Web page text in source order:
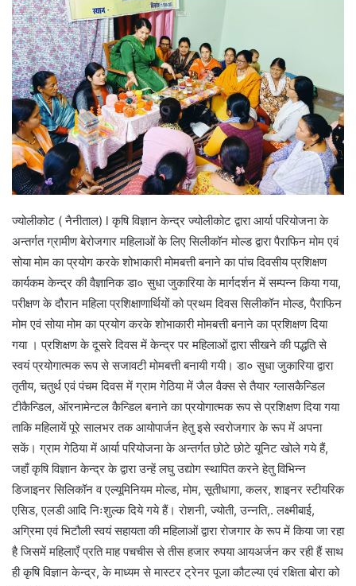
ज्योलीकोट ( नैनीताल) l कृषि विज्ञान केन्द्र ज्योलीकोट द्वारा आर्या परियोजना के
अन्तर्गत ग्रामीण बेरोजगार महिलाओं के लिए सिलीकॉन मोल्ड द्वारा पैराफिन मोम एवं
सोया मोम का प्रयोग करके शोभाकारी मोमबत्ती बनाने का पांच दिवसीय प्रशिक्षण
कार्यकम केन्द्र की वैज्ञानिक डा० सुधा जुकारिया के मार्गदर्शन में सम्पन्न किया गया,
परीक्षण के दौरान महिला प्रशिक्षाणार्थियों को प्रथम दिवस सिलीकॉन मोल्ड, पैराफिन
मोम एवं सोया मोम का प्रयोग करके शोभाकारी मोमबत्ती बनाने का प्रशिक्षण दिया
गया । प्रशिक्षण के दूसरे दिवस में केन्द्र पर महिलाओं द्वारा सीखने की पद्धति से
स्वयं प्रयोगात्मक रूप से सजावटी मोमबत्ती बनायी गयी। डा० सुधा जुकारिया द्वारा
तृतीय, चतुर्थ एवं पंचम दिवस में ग्राम गेठिया में जैल वैक्स से तैयार ग्लासकैन्डिल
टीकैन्डिल, ऑरनामेन्टल कैन्डिल बनाने का प्रयोगात्मक रूप से प्रशिक्षण दिया गया
ताकि महिलायें पूरे सालभर तक आयोपार्जन हेतु इसे स्वरोजगार के रूप में अपना
सकें। ग्राम गेठिया में आर्या परियोजना के अन्तर्गत छोटे छोटे यूनिट खोले गये हैं,
जहाँ कृषि विज्ञान केन्द्र के द्वारा उन्हें लघु उद्योग स्थापित करने हेतु विभिन्न
डिजाइनर सिलिकॉन व एल्यूमिनियम मोल्ड, मोम, सूतीधागा, कलर, शाइनर स्टीयरिक
एसिड, एलडी आदि निःशुल्क दिये गये हैं। रोशनी, ज्योती, उन्नति,. लक्ष्मीबाई,
अग्रिमा एवं भिटौली स्वयं सहायता की महिलाओं द्वारा रोजगार के रूप में किया जा रहा
है जिसमें महिलाएँ प्रति माह पचचीस से तीस हजार रुपया आयअर्जन कर रही हैं साथ
ही कृषि विज्ञान केन्द्र, के माध्यम से मास्टर ट्रेनर पूजा कौटल्या एवं रक्षिता बोरा को